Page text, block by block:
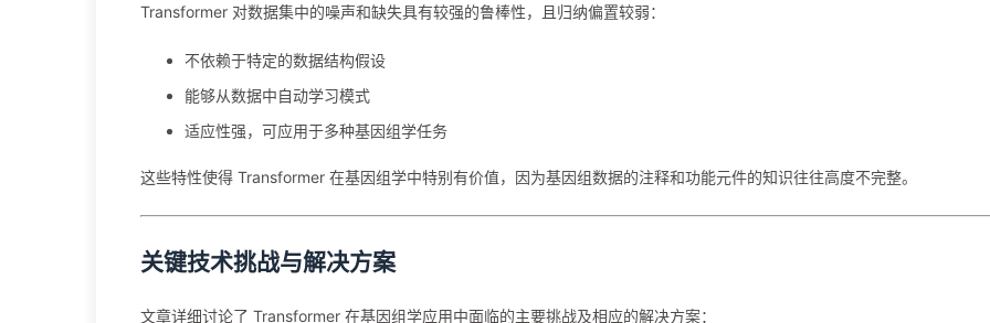
Transformer 对数据集中的噪声和缺失具有较强的鲁棒性，且归纳偏置较弱：
不依赖于特定的数据结构假设
能够从数据中自动学习模式
适应性强，可应用于多种基因组学任务
这些特性使得 Transformer 在基因组学中特别有价值，因为基因组数据的注释和功能元件的知识往往高度不完整。
关键技术挑战与解决方案
文章详细讨论了 Transformer 在基因组学应用中面临的主要挑战及相应的解决方案：